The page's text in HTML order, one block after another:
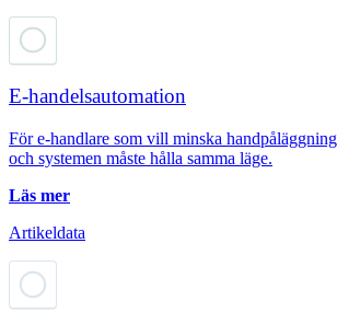
E-handelsautomation
För e-handlare som vill minska
och systemen måste hålla samma läge.
Läs mer
Artikeldata